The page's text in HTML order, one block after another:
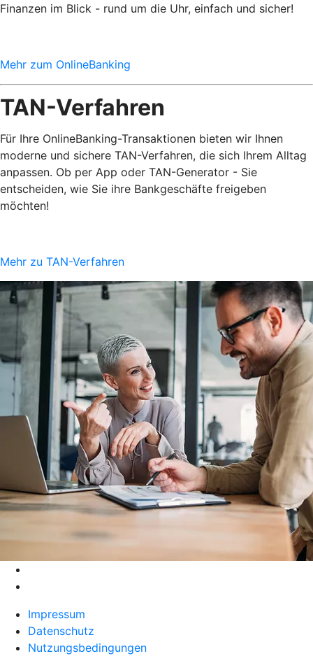
Finanzen im Blick - rund um die Uhr, einfach und sicher!
Mehr zum OnlineBanking
TAN-Verfahren
Für Ihre OnlineBanking-Transaktionen bieten wir Ihnen
moderne und sichere TAN-Verfahren, die sich Ihrem Alltag
anpassen. Ob per App oder TAN-Generator - Sie
entscheiden, wie Sie ihre Bankgeschäfte freigeben
möchten!
Mehr zu TAN-Verfahren
Impressum
Datenschutz
Nutzungsbedingungen